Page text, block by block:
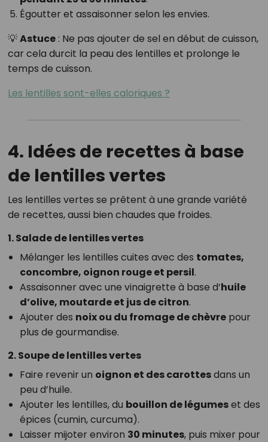
Égoutter et assaisonner selon les envies.
💡Astuce: Ne pas ajouter de sel en début de cuisson,
car cela durcit la peau des lentilles et prolonge le
temps de cuisson.
Les lentilles sont-elles caloriques ?
4. Idées de recettes à base
de lentilles vertes
Les lentilles vertes se prêtent à une grande variété
de recettes, aussi bien chaudes que froides.
1. Salade de lentilles vertes
Mélanger les lentilles cuites avec des tomates,
concombre, oignon rouge et persil.
Assaisonner avec une vinaigrette à base d’huile
d’olive, moutarde et jus de citron.
Ajouter des noix ou du fromage de chèvrepour
plus de gourmandise.
2. Soupe de lentilles vertes
Faire revenir un oignon et des carottesdans un
peu d’huile.
Ajouter les lentilles, du bouillon de légumeset des
épices (cumin, curcuma).
Laisser mijoter environ 30 minutes, puis mixer pour